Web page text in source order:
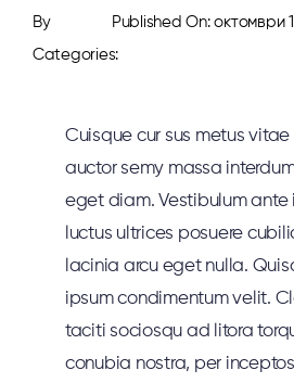
By
Published On: октомври
Categories:
Cuisque cur sus metus
auctor semy massa
eget diam. Vestibulum ante
luctus ultrices posuere
lacinia arcu eget nulla.
ipsum condimentum velit.
taciti sociosqu ad litora
conubia nostra, per